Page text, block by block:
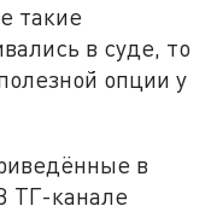
такие
в суде, то
опции у
в
ТГ-канале